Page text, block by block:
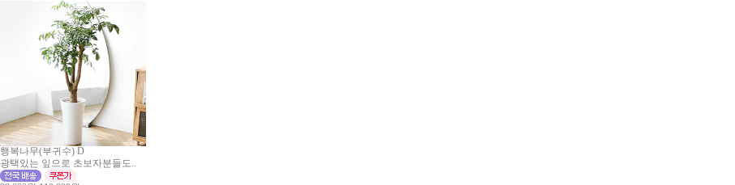
행복나무(부귀수) D
광택있는 잎으로 초보자분들도..